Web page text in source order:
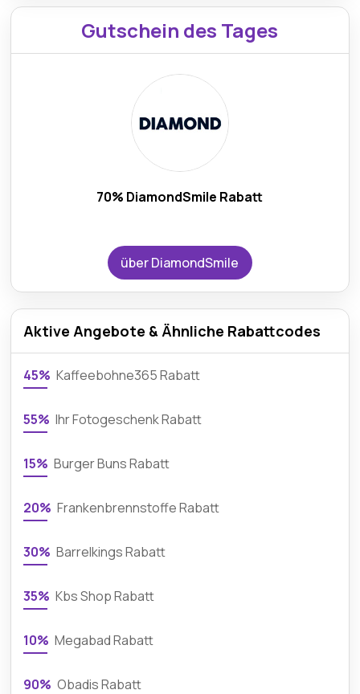
Gutschein des Tages
70% DiamondSmile Rabatt
über DiamondSmile
Aktive Angebote & Ähnliche Rabattcodes
45% Kaffeebohne365 Rabatt
55% Ihr Fotogeschenk Rabatt
15% Burger Buns Rabatt
20% Frankenbrennstoffe Rabatt
30% Barrelkings Rabatt
35% Kbs Shop Rabatt
10% Megabad Rabatt
90% Obadis Rabatt